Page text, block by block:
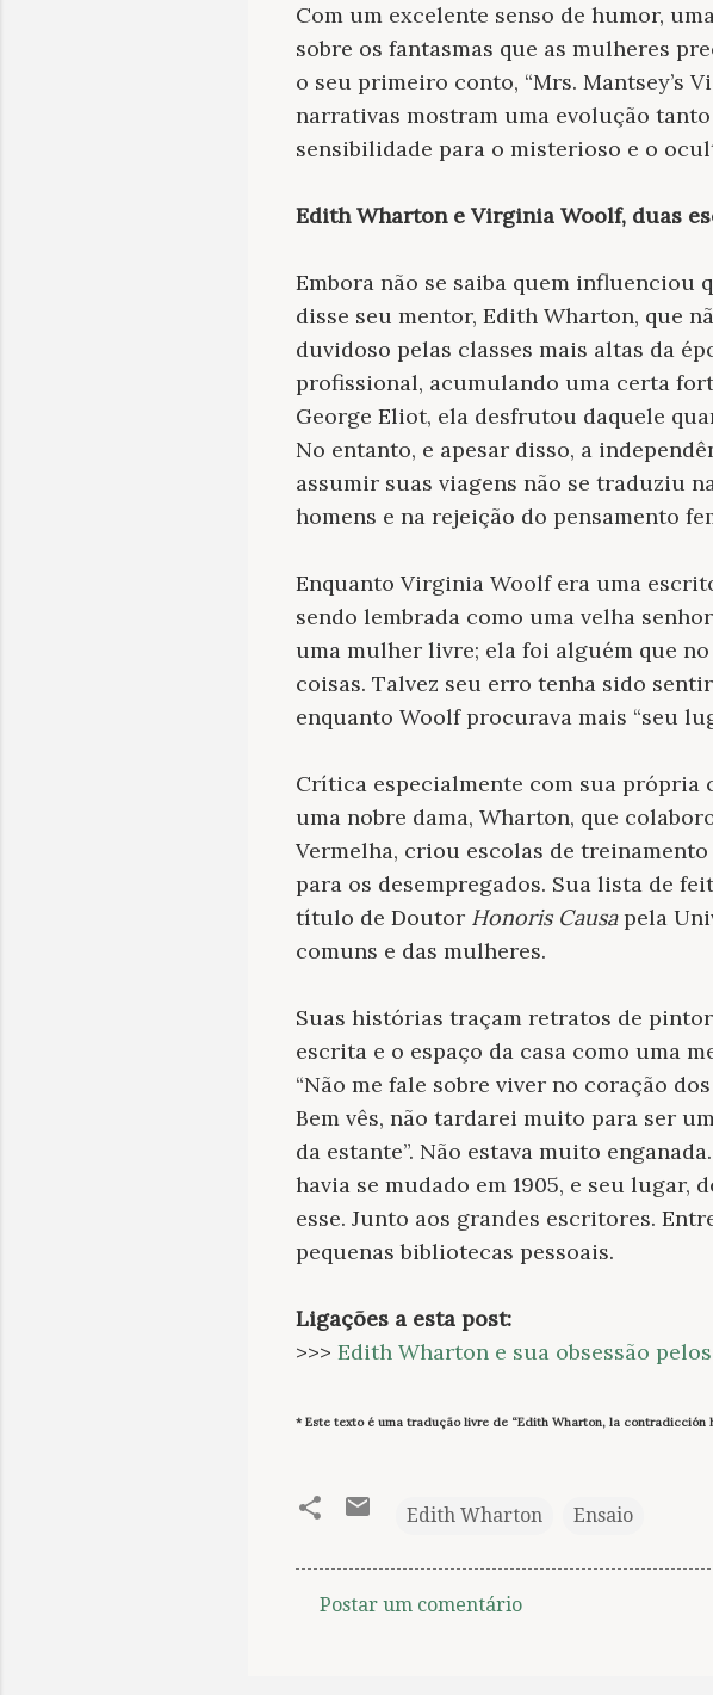
Com um excelente senso de humor,
sobre os fantasmas que as mulheres
o seu primeiro conto, “Mrs. Mantsey’s
narrativas mostram uma evolução
sensibilidade para o misterioso e o
Edith Wharton e Virginia Woolf, duas
Embora não se saiba quem influenciou
disse seu mentor, Edith Wharton, que
duvidoso pelas classes mais altas da
profissional, acumulando uma certa
George Eliot, ela desfrutou daquele
No entanto, e apesar disso, a
assumir suas viagens não se traduziu
homens e na rejeição do pensamento
Enquanto Virginia Woolf era uma
sendo lembrada como uma velha
uma mulher livre; ela foi alguém que
coisas. Talvez seu erro tenha sido
enquanto Woolf procurava mais “seu
Crítica especialmente com sua própria
uma nobre dama, Wharton, que
Vermelha, criou escolas de
para os desempregados. Sua lista de
título de Doutor Honoris Causapela
comuns e das mulheres.
Suas histórias traçam retratos de
escrita e o espaço da casa como uma
“Não me fale sobre viver no coração
Bem vês, não tardarei muito para ser
da estante”. Não estava muito
havia se mudado em 1905, e seu lugar,
esse. Junto aos grandes escritores.
pequenas bibliotecas pessoais.
Ligações a esta post:
>>> Edith Wharton e sua obsessão
* Este texto é uma tradução livre de “Edith Wharton, la contradicción
Edith Wharton Ensaio
Postar um comentário